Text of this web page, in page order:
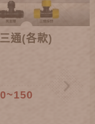
通(各款)